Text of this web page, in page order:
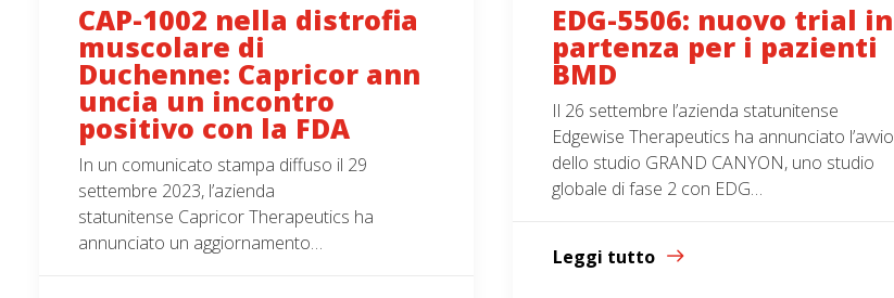
CAP-1002 nella distrofia
muscolare di
Duchenne: Capricor ann
uncia un incontro
positivo con la FDA
In un comunicato stampa diffuso il 29
settembre 2023, l’azienda
statunitense Capricor Therapeutics ha
annunciato un aggiornamento…
EDG-5506: nuovo trial in
partenza per i pazienti
BMD
Il 26 settembre l’azienda statunitense
Edgewise Therapeutics ha annunciato l’avvio
dello studio GRAND CANYON, uno studio
globale di fase 2 con EDG…
Leggi tutto